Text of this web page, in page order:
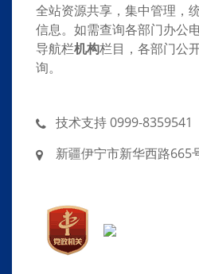
全站资源共享，集中管理，
信息。如需查询各部门办公
导航栏机构栏目，各部门公
询。
技术支持 0999-8359541
新疆伊宁市新华西路665